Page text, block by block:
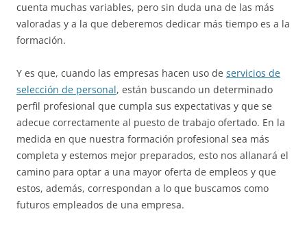
cuenta muchas variables, pero sin duda una de las más
valoradas y a la que deberemos dedicar más tiempo es a la
formación.
Y es que, cuando las empresas hacen uso de servicios de
selección de personal, están buscando un determinado
perfil profesional que cumpla sus expectativas y que se
adecue correctamente al puesto de trabajo ofertado. En la
medida en que nuestra formación profesional sea más
completa y estemos mejor preparados, esto nos allanará el
camino para optar a una mayor oferta de empleos y que
estos, además, correspondan a lo que buscamos como
futuros empleados de una empresa.